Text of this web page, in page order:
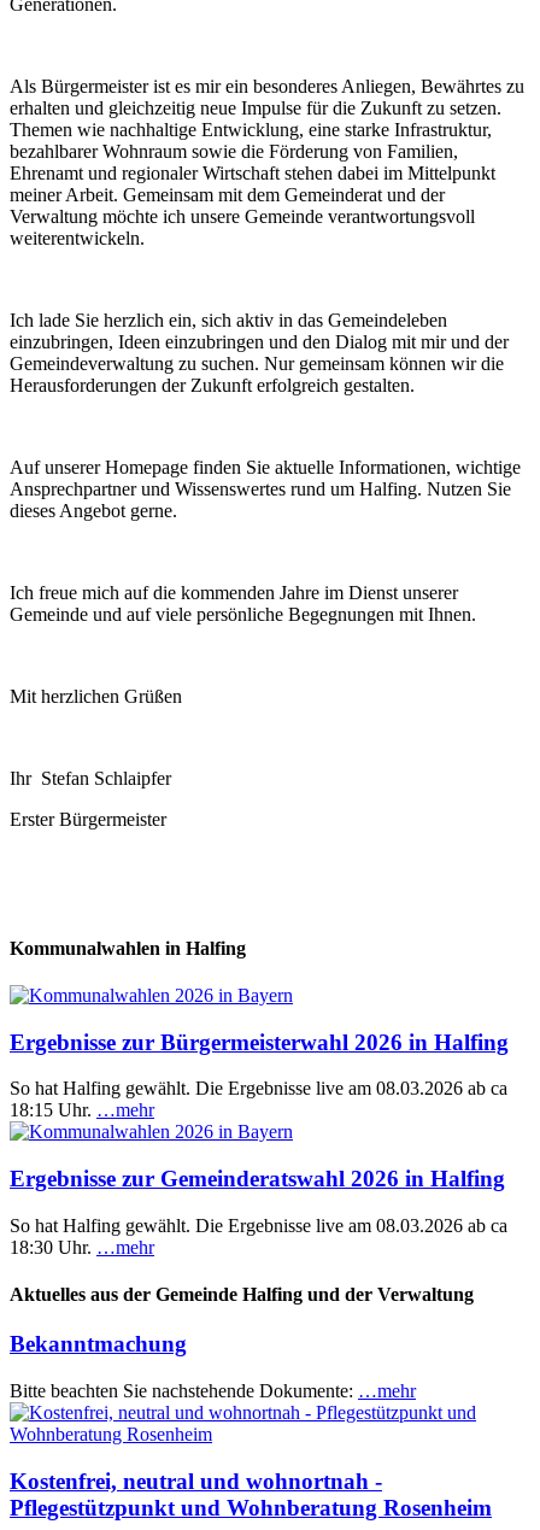
Als Bürgermeister ist es mir ein besonderes Anliegen, Bewährtes zu
erhalten und gleichzeitig neue Impulse für die Zukunft zu setzen.
Themen wie nachhaltige Entwicklung, eine starke Infrastruktur,
bezahlbarer Wohnraum sowie die Förderung von Familien,
Ehrenamt und regionaler Wirtschaft stehen dabei im Mittelpunkt
meiner Arbeit. Gemeinsam mit dem Gemeinderat und der
Verwaltung möchte ich unsere Gemeinde verantwortungsvoll
weiterentwickeln.
Ich lade Sie herzlich ein, sich aktiv in das Gemeindeleben
einzubringen, Ideen einzubringen und den Dialog mit mir und der
Gemeindeverwaltung zu suchen. Nur gemeinsam können wir die
Herausforderungen der Zukunft erfolgreich gestalten.
Auf unserer Homepage finden Sie aktuelle Informationen, wichtige
Ansprechpartner und Wissenswertes rund um Halfing. Nutzen Sie
dieses Angebot gerne.
Ich freue mich auf die kommenden Jahre im Dienst unserer
Gemeinde und auf viele persönliche Begegnungen mit Ihnen.
Mit herzlichen Grüßen
Ihr Stefan Schlaipfer
Erster Bürgermeister
Kommunalwahlen in Halfing
Ergebnisse zur Bürgermeisterwahl 2026 in Halfing
So hat Halfing gewählt. Die Ergebnisse live am 08.03.2026 ab ca
18:15 Uhr. …mehr
Ergebnisse zur Gemeinderatswahl 2026 in Halfing
So hat Halfing gewählt. Die Ergebnisse live am 08.03.2026 ab ca
18:30 Uhr. …mehr
Aktuelles aus der Gemeinde Halfing und der Verwaltung
Bekanntmachung
Bitte beachten Sie nachstehende Dokumente: …mehr
Kostenfrei, neutral und wohnortnah -
Pflegestützpunkt und Wohnberatung Rosenheim